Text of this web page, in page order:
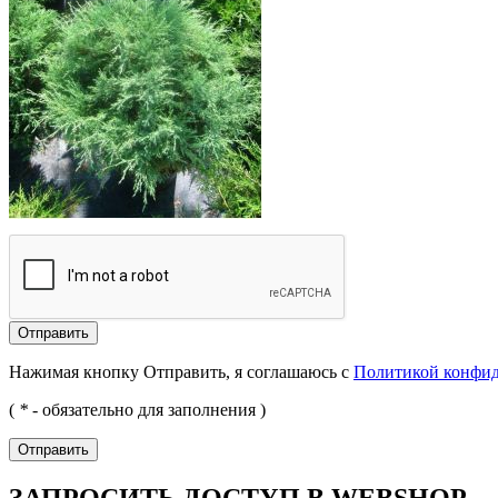
Отправить
Нажимая кнопку Отправить, я соглашаюсь с Политикой
( * - обязательно для заполнения )
Отправить